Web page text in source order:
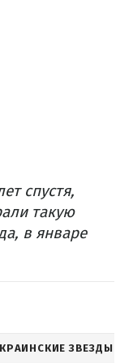
спустя,
такую
в январе
ЗВЕЗДЫ